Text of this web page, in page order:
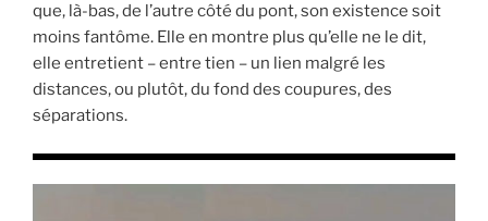
que, là-bas, de l’autre côté du pont, son existence soit
moins fantôme. Elle en montre plus qu’elle ne le dit,
elle entretient – entre tien – un lien malgré les
distances, ou plutôt, du fond des coupures, des
séparations.